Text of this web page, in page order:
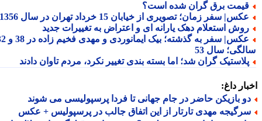
برق گران شده است؟
سفر زمان؛ تصویری از خیابان 15 خرداد تهران در سال 1356
استعلام دهک یارانه ای و اعتراض به تغییرات جدید
عکس| سفر به گذشته؛ بیک ایمانوردی و مهدی فخیم زاده در 38 و 32
سال 53
گران شد؛ اما بسته بندی تغییر نکرد، مردم تاوان دادند
داغ:
بازیکن حاضر در جام جهانی تا فردا پرسپولیسی می شوند
مهدی تارتار از این اتفاق جالب در پرسپولیس + عکس